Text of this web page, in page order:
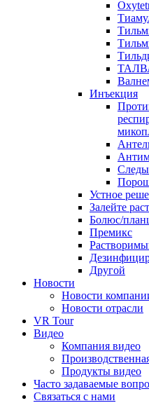
Инъекция
Устное
Залейте
Болюс/
Премикс
Другой
Новости
Новости
Новости отрасли
VR Tour
Видео
Компания видео
Продукты видео
Часто задаваемые
Связаться с нами